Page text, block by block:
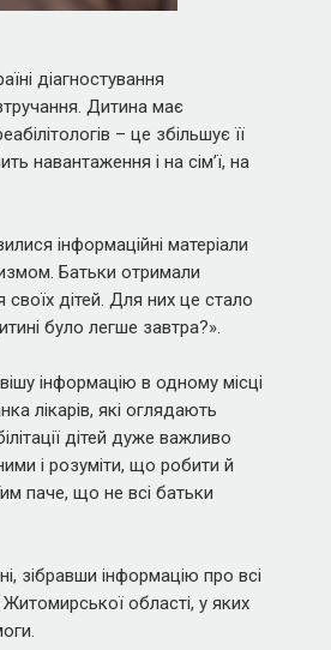
діагностування
Дитина має
– це збільшує її
навантаження і на сімʼї, на
інформаційні матеріали
Батьки отримали
своїх дітей. Для них це стало
було легше завтра?».
інформацію в одному місці
лікарів, які оглядають
дітей дуже важливо
і розуміти, що робити й
паче, що не всі батьки
зібравши інформацію про всі
Житомирської області, у яких